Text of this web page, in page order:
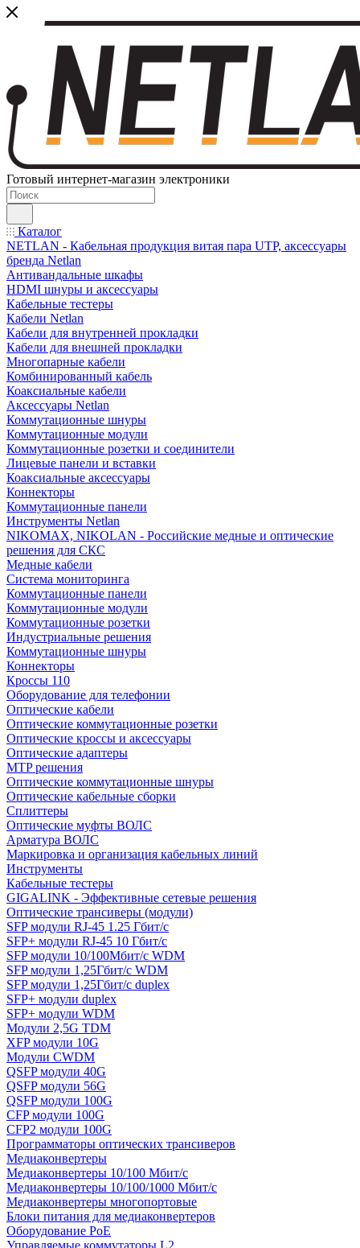
Готовый интернет-магазин электроники
Каталог
NETLAN - Кабельная продукция витая пара UTP, аксессуары
бренда Netlan
Антивандальные шкафы
HDMI шнуры и аксессуары
Кабельные тестеры
Кабели Netlan
Кабели для внутренней прокладки
Кабели для внешней прокладки
Многопарные кабели
Комбинированный кабель
Коаксиальные кабели
Аксессуары Netlan
Коммутационные шнуры
Коммутационные модули
Коммутационные розетки и соединители
Лицевые панели и вставки
Коаксиальные аксессуары
Коннекторы
Коммутационные панели
Инструменты Netlan
NIKOMAX, NIKOLAN - Российские медные и оптические
решения для СКС
Медные кабели
Система мониторинга
Коммутационные панели
Коммутационные модули
Коммутационные розетки
Индустриальные решения
Коммутационные шнуры
Коннекторы
Кроссы 110
Оборудование для телефонии
Оптические кабели
Оптические коммутационные розетки
Оптические кроссы и аксессуары
Оптические адаптеры
MTP решения
Оптические коммутационные шнуры
Оптические кабельные сборки
Сплиттеры
Оптические муфты ВОЛС
Арматура ВОЛС
Маркировка и организация кабельных линий
Инструменты
Кабельные тестеры
GIGALINK - Эффективные сетевые решения
Оптические трансиверы (модули)
SFP модули RJ-45 1.25 Гбит/c
SFP+ модули RJ-45 10 Гбит/c
SFP модули 10/100Мбит/с WDM
SFP модули 1,25Гбит/с WDM
SFP модули 1,25Гбит/с duplex
SFP+ модули duplex
SFP+ модули WDM
Модули 2,5G TDM
XFP модули 10G
Модули CWDM
QSFP модули 40G
QSFP модули 56G
QSFP модули 100G
CFP модули 100G
CFP2 модули 100G
Программаторы оптических трансиверов
Медиаконвертеры
Медиаконвертеры 10/100 Мбит/с
Медиаконвертеры 10/100/1000 Мбит/c
Медиаконвертеры многопортовые
Блоки питания для медиаконвертеров
Оборудование PoE
Управляемые коммутаторы L2